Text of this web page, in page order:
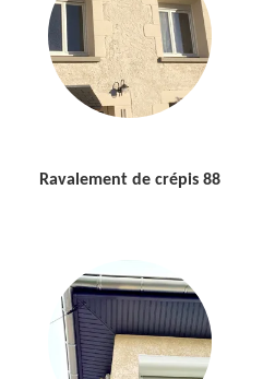
Ravalement de crépis 88